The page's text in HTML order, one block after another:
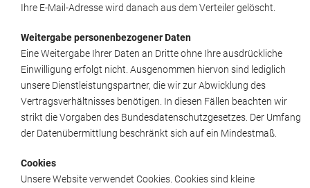
Ihre E-Mail-Adresse wird danach aus dem Verteiler gelöscht.
Weitergabe personenbezogener Daten
Eine Weitergabe Ihrer Daten an Dritte ohne Ihre ausdrückliche
Einwilligung erfolgt nicht. Ausgenommen hiervon sind lediglich
unsere Dienstleistungspartner, die wir zur Abwicklung des
Vertragsverhältnisses benötigen. In diesen Fällen beachten wir
strikt die Vorgaben des Bundesdatenschutzgesetzes. Der Umfang
der Datenübermittlung beschränkt sich auf ein Mindestmaß.
Cookies
Unsere Website verwendet Cookies. Cookies sind kleine